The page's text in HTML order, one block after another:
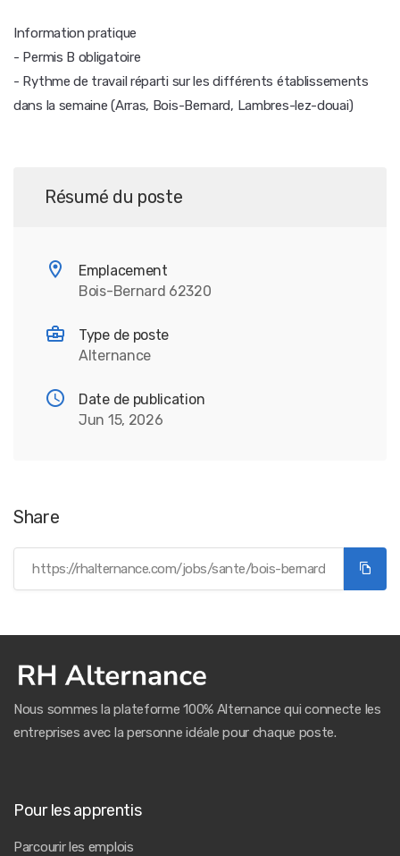
Information pratique
- Permis B obligatoire
- Rythme de travail réparti sur les différents établissements
dans la semaine (Arras, Bois-Bernard, Lambres-lez-douai)
Résumé du poste
Emplacement
Bois-Bernard 62320
Type de poste
Alternance
Date de publication
Jun 15, 2026
Share
Nous sommes la plateforme 100% Alternance qui connecte les
entreprises avec la personne idéale pour chaque poste.
Pour les apprentis
Parcourir les emplois